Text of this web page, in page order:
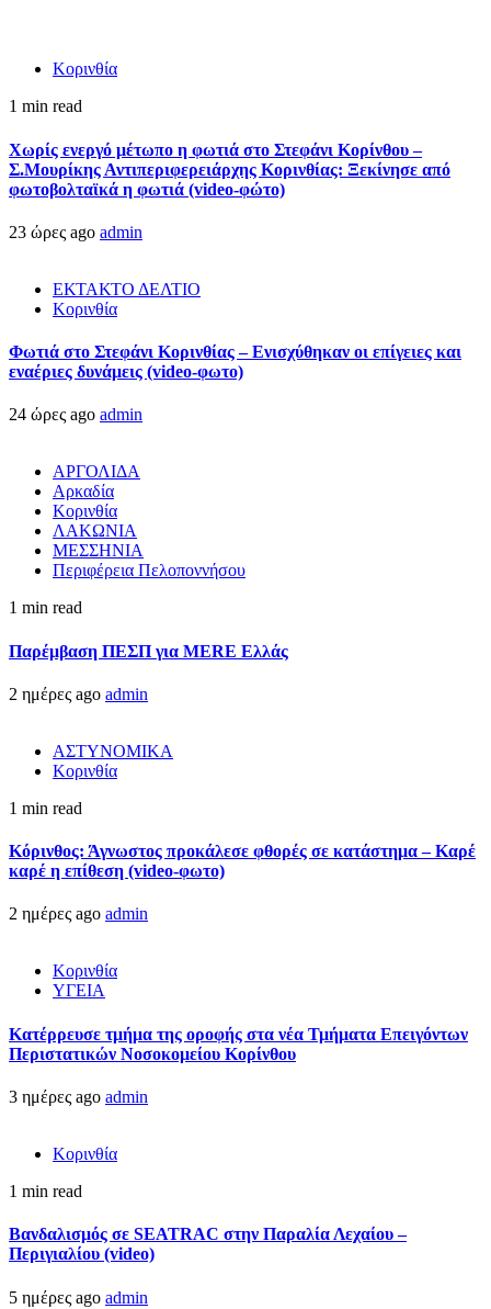
Κορινθία
1 min read
Χωρίς ενεργό μέτωπο η φωτιά στο Στεφάνι Κορίνθου –
Σ.Μουρίκης Αντιπεριφερειάρχης Κορινθίας: Ξεκίνησε από
φωτοβολταϊκά η φωτιά (video-φώτο)
23 ώρες ago admin
ΕΚΤΑΚΤΟ ΔΕΛΤΙΟ
Κορινθία
Φωτιά στο Στεφάνι Κορινθίας – Ενισχύθηκαν οι επίγειες και
εναέριες δυνάμεις (video-φωτο)
24 ώρες ago admin
ΑΡΓΟΛΙΔΑ
Αρκαδία
Κορινθία
ΛΑΚΩΝΙΑ
ΜΕΣΣΗΝΙΑ
Περιφέρεια Πελοποννήσου
1 min read
Παρέμβαση ΠΕΣΠ για MERE Ελλάς
2 ημέρες ago admin
ΑΣΤΥΝΟΜΙΚΑ
Κορινθία
1 min read
Κόρινθος: Άγνωστος προκάλεσε φθορές σε κατάστημα – Καρέ
καρέ η επίθεση (video-φωτο)
2 ημέρες ago admin
Κορινθία
ΥΓΕΙΑ
Kατέρρευσε τμήμα της οροφής στα νέα Τμήματα Επειγόντων
Περιστατικών Νοσοκομείου Κορίνθου
3 ημέρες ago admin
Κορινθία
1 min read
Βανδαλισμός σε SEATRAC στην Παραλία Λεχαίου –
Περιγιαλίου (video)
5 ημέρες ago admin